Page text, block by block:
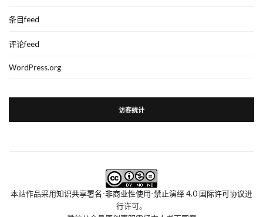
条目feed
评论feed
WordPress.org
访客统计
本站作品采用知识共享署名-非商业性使用-禁止演绎 4.0 国际许可协议进
行许可。